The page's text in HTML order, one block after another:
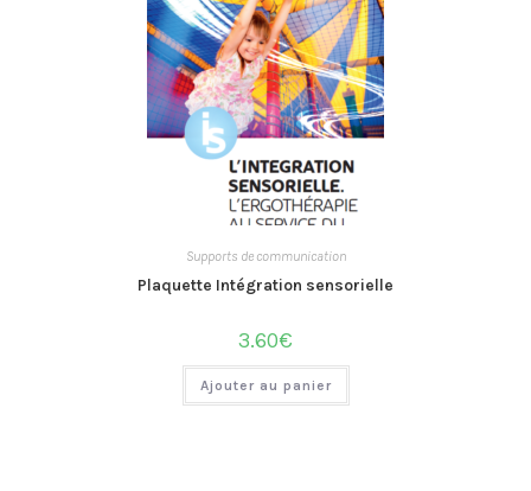
Supports de communication
Plaquette Intégration sensorielle
3.60€
Ajouter au panier